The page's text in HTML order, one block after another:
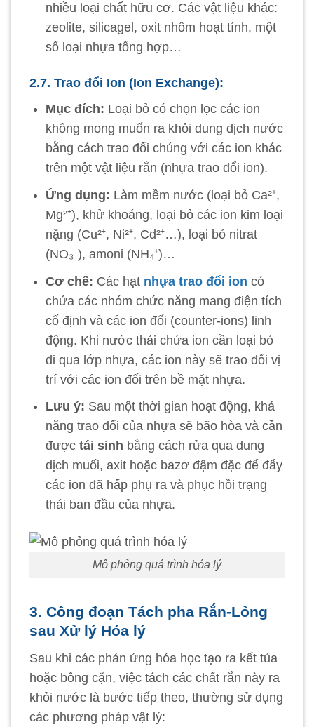
nhiều loại chất hữu cơ. Các vật liệu khác:
zeolite, silicagel, oxit nhôm hoạt tính, một
số loại nhựa tổng hợp…
2.7. Trao đổi Ion (Ion Exchange):
Mục đích: Loại bỏ có chọn lọc các ion
không mong muốn ra khỏi dung dịch nước
bằng cách trao đổi chúng với các ion khác
trên một vật liệu rắn (nhựa trao đổi ion).
Ứng dụng: Làm mềm nước (loại bỏ Ca²⁺,
Mg²⁺), khử khoáng, loại bỏ các ion kim loại
nặng (Cu²⁺, Ni²⁺, Cd²⁺…), loại bỏ nitrat
(NO₃⁻), amoni (NH₄⁺)…
Cơ chế: Các hạt nhựa trao đổi ion có
chứa các nhóm chức năng mang điện tích
cố định và các ion đối (counter-ions) linh
động. Khi nước thải chứa ion cần loại bỏ
đi qua lớp nhựa, các ion này sẽ trao đổi vị
trí với các ion đối trên bề mặt nhựa.
Lưu ý: Sau một thời gian hoạt động, khả
năng trao đổi của nhựa sẽ bão hòa và cần
được tái sinh bằng cách rửa qua dung
dịch muối, axit hoặc bazơ đậm đặc để đẩy
các ion đã hấp phụ ra và phục hồi trạng
thái ban đầu của nhựa.
Mô phỏng quá trình hóa lý
3. Công đoạn Tách pha Rắn-Lỏng
sau Xử lý Hóa lý
Sau khi các phản ứng hóa học tạo ra kết tủa
hoặc bông cặn, việc tách các chất rắn này ra
khỏi nước là bước tiếp theo, thường sử dụng
các phương pháp vật lý: